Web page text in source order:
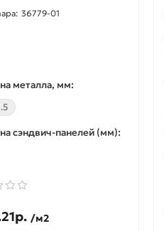
К237
стали
36779-01
металла, мм:
сэндвич-панелей (мм):
/м2